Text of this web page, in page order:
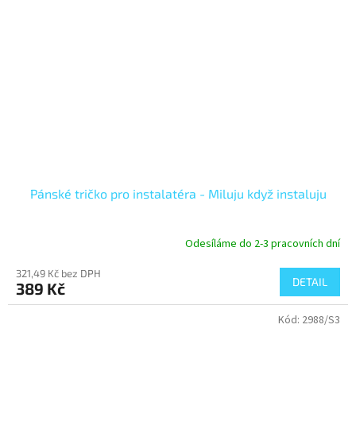
Pánské tričko pro instalatéra - Miluju když instaluju
Odesíláme do 2-3 pracovních dní
321,49 Kč bez DPH
389 Kč DETAIL
Kód: 2988/S3